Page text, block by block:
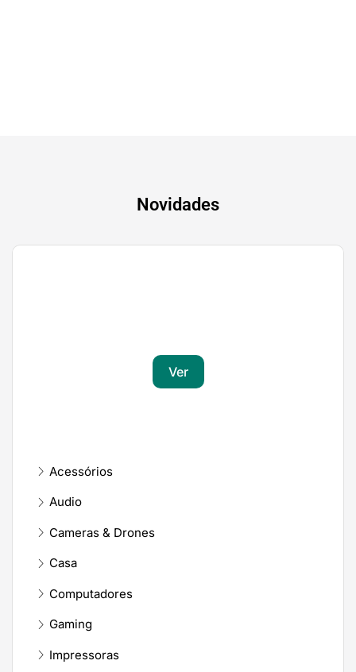
Novidades
Ver
Acessórios
Audio
Cameras & Drones
Casa
Computadores
Gaming
Impressoras